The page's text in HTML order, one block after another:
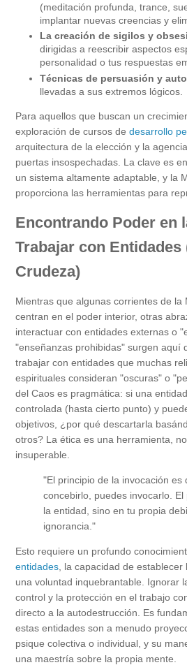
(meditación profunda, trance,
implantar nuevas creencias y
La creación de sigilos y
dirigidas a reescribir aspectos
personalidad o tus respuestas
Técnicas de persuasión y
llevadas a sus extremos lógicos.
Para aquellos que buscan un
exploración de cursos de desarrollo
arquitectura de la elección y la
puertas insospechadas. La clave es
un sistema altamente adaptable, y la
proporciona las herramientas para
Encontrando Poder en
Trabajar con Entidades
Crudeza)
Mientras que algunas corrientes de la
centran en el poder interior, otras
interactuar con entidades externas o
"enseñanzas prohibidas" surgen aquí
trabajar con entidades que muchas
espirituales consideran "oscuras" o
del Caos es pragmática: si una
controlada (hasta cierto punto) y
objetivos, ¿por qué descartarla
otros? La ética es una herramienta,
insuperable.
"El principio de la invocación es
concebirlo, puedes invocarlo.
la entidad, sino en tu propia
ignorancia."
Esto requiere un profundo
entidades , la capacidad de
una voluntad inquebrantable. Ignorar
control y la protección en el trabajo
directo a la autodestrucción. Es
estas entidades son a menudo
psique colectiva o individual, y su
una maestría sobre la propia mente.